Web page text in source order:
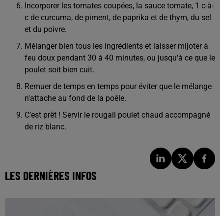
Incorporer les tomates coupées, la sauce tomate, 1 c-à-
c de curcuma, de piment, de paprika et de thym, du sel
et du poivre.
Mélanger bien tous les ingrédients et laisser mijoter à
feu doux pendant 30 à 40 minutes, ou jusqu'à ce que le
poulet soit bien cuit.
Remuer de temps en temps pour éviter que le mélange
n'attache au fond de la poêle.
C’est prêt ! Servir le rougail poulet chaud accompagné
de riz blanc.
LES DERNIÈRES INFOS